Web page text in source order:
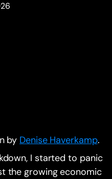
by Denise Haverkamp.
I started to panic
the growing economic